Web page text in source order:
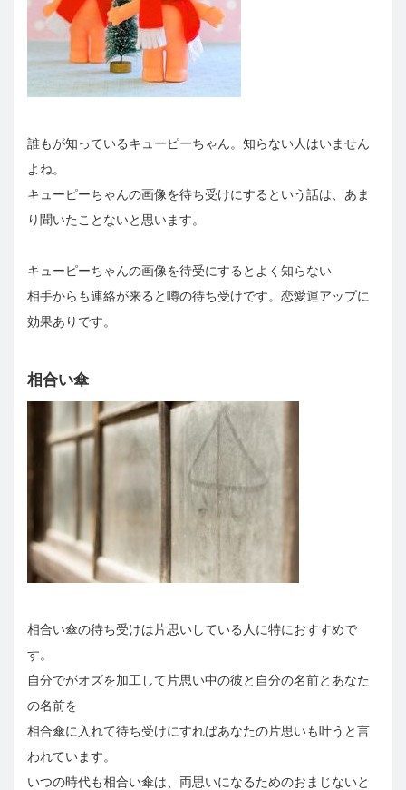
誰もが知っているキューピーちゃん。知らない人はいません
よね。
キューピーちゃんの画像を待ち受けにするという話は、あま
り聞いたことないと思います。
キューピーちゃんの画像を待受にするとよく知らない
相手からも連絡が来ると噂の待ち受けです。恋愛運アップに
効果ありです。
相合い傘
相合い傘の待ち受けは片思いしている人に特におすすめで
す。
自分でがオズを加工して片思い中の彼と自分の名前とあなた
の名前を
相合傘に入れて待ち受けにすればあなたの片思いも叶うと言
われています。
いつの時代も相合い傘は、両思いになるためのおまじないと